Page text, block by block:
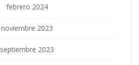
febrero 2024
noviembre 2023
septiembre 2023